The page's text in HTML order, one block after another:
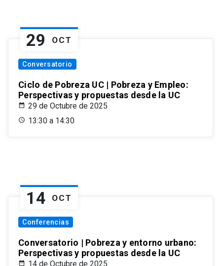
29 OCT
Conversatorio
Ciclo de Pobreza UC | Pobreza y Empleo:
Perspectivas y propuestas desde la UC
29 de Octubre de 2025
13:30 a 14:30
14 OCT
Conferencias
Conversatorio | Pobreza y entorno urbano:
Perspectivas y propuestas desde la UC
14 de Octubre de 2025